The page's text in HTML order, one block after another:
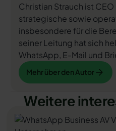
Christian Strauch ist
strategische sowie
insbesondere für die
seiner Leitung hat sich
WhatsApp, E-Mail und
Mehr über den Autor
Mehr über den Autor
Weitere